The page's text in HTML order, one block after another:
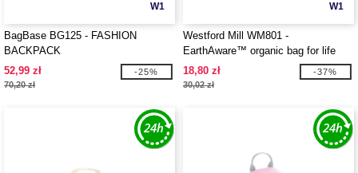
W1
BagBase BG125 - FASHION
BACKPACK
52,99 zł
70,20 zł
-25%
W1
Westford Mill WM801 -
EarthAware™ organic bag for life
18,80 zł
30,02 zł
-37%